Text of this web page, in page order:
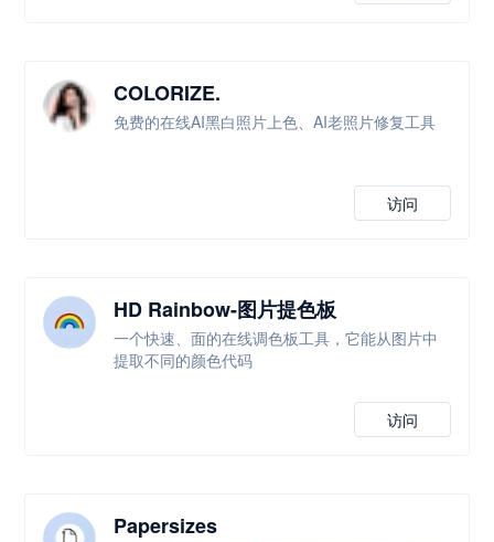
COLORIZE.
免费的在线AI黑白照片上色、AI老照片修复工具
访问
HD Rainbow-图片提色板
一个快速、面的在线调色板工具，它能从图片中
提取不同的颜色代码
访问
Papersizes